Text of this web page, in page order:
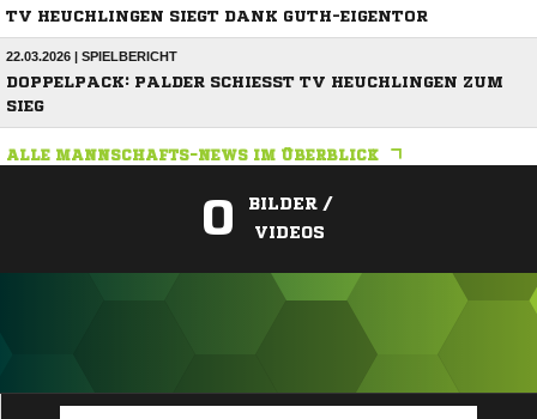
TV HEUCHLINGEN SIEGT DANK GUTH-EIGENTOR
22.03.2026 | SPIELBERICHT
DOPPELPACK: PALDER SCHIESST TV HEUCHLINGEN ZUM S
IEG
ALLE MANNSCHAFTS-NEWS IM ÜBERBLICK
0
BILDER /
VIDEOS
ANZEIGE